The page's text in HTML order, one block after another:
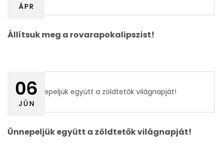
ÁPR
Állítsuk meg a rovarapokalipszist!
06
JÚN
Ünnepeljük együtt a zöldtetők világnapját!